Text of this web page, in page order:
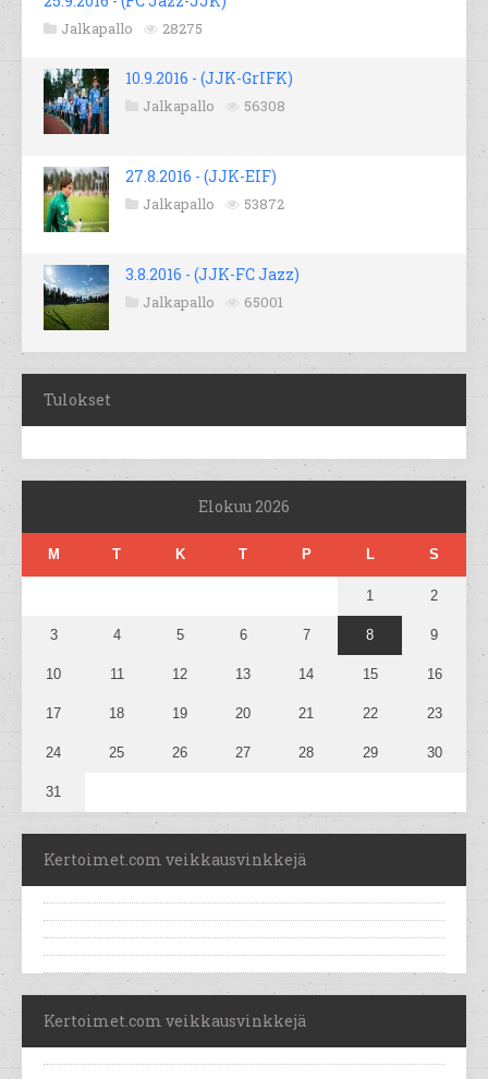
Jalkapallo 28275
10.9.2016 - (JJK-GrIFK)
Jalkapallo 56308
27.8.2016 - (JJK-EIF)
Jalkapallo 53872
3.8.2016 - (JJK-FC Jazz)
Jalkapallo 65001
Tulokset
Elokuu 2026
M T K T P L S
1 2
3 4 5 6 7 8 9
10 11 12 13 14 15 16
17 18 19 20 21 22 23
24 25 26 27 28 29 30
31
Kertoimet.com veikkausvinkkejä
Kertoimet.com veikkausvinkkejä